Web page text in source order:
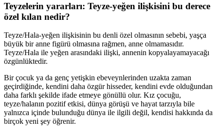
Teyzelerin yararları: Teyze-yeğen ilişkisini bu derece
özel kılan nedir?
Teyze/Hala-yeğen ilişkisinin bu denli özel olmasının sebebi, yaşça
büyük bir anne figürü olmasına rağmen, anne olmamasıdır.
Teyze/Hala ile yeğen arasındaki ilişki, annenin kopyalayamayacağı
özgünlüktedir.
Bir çocuk ya da genç yetişkin ebeveynlerinden uzakta zaman
geçirdiğinde, kendini daha özgür hisseder, kendini evde olduğundan
daha farklı şekilde ifade etmeye gönüllü olur. Kız çocuğu,
teyze/halanın pozitif etkisi, dünya görüşü ve hayat tarzıyla bile
yalnızca içinde bulunduğu dünya ile ilgili değil, kendisi hakkında da
birçok yeni şey öğrenir.